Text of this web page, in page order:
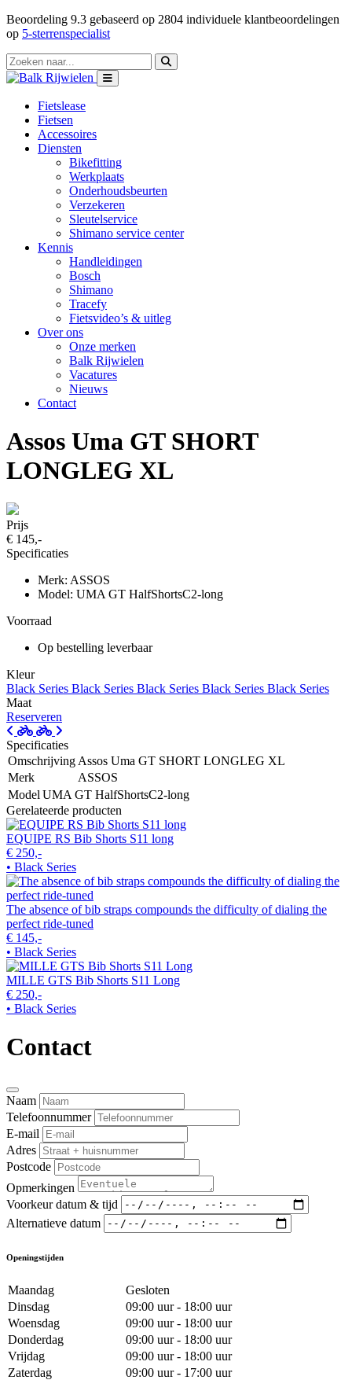
Beoordeling 9.3 gebaseerd op 2804 individuele klantbeoordelingen
op 5-sterrenspecialist
Fietslease
Fietsen
Accessoires
Diensten
Bikefitting
Werkplaats
Onderhoudsbeurten
Verzekeren
Sleutelservice
Shimano service center
Kennis
Handleidingen
Bosch
Shimano
Tracefy
Fietsvideo’s & uitleg
Over ons
Onze merken
Balk Rijwielen
Vacatures
Nieuws
Contact
Assos Uma GT SHORT
LONGLEG XL
Prijs
€ 145,-
Specificaties
Merk: ASSOS
Model: UMA GT HalfShortsC2-long
Voorraad
Op bestelling leverbaar
Kleur
Black Series Black Series Black Series Black Series Black Series
Maat
Reserveren
Specificaties
Omschrijving Assos Uma GT SHORT LONGLEG XL
Merk
ASSOS
Model UMA GT HalfShortsC2-long
Gerelateerde producten
EQUIPE RS Bib Shorts S11 long
€ 250,-
• Black Series
The absence of bib straps compounds the difficulty of dialing the
perfect ride-tuned
€ 145,-
• Black Series
MILLE GTS Bib Shorts S11 Long
€ 250,-
• Black Series
Contact
Naam
Telefoonnummer
E-mail
Adres
Postcode
Opmerkingen
Voorkeur datum & tijd
Alternatieve datum
Openingstijden
Maandag
Gesloten
Dinsdag
09:00 uur - 18:00 uur
Woensdag
09:00 uur - 18:00 uur
Donderdag
09:00 uur - 18:00 uur
Vrijdag
09:00 uur - 18:00 uur
Zaterdag
09:00 uur - 17:00 uur